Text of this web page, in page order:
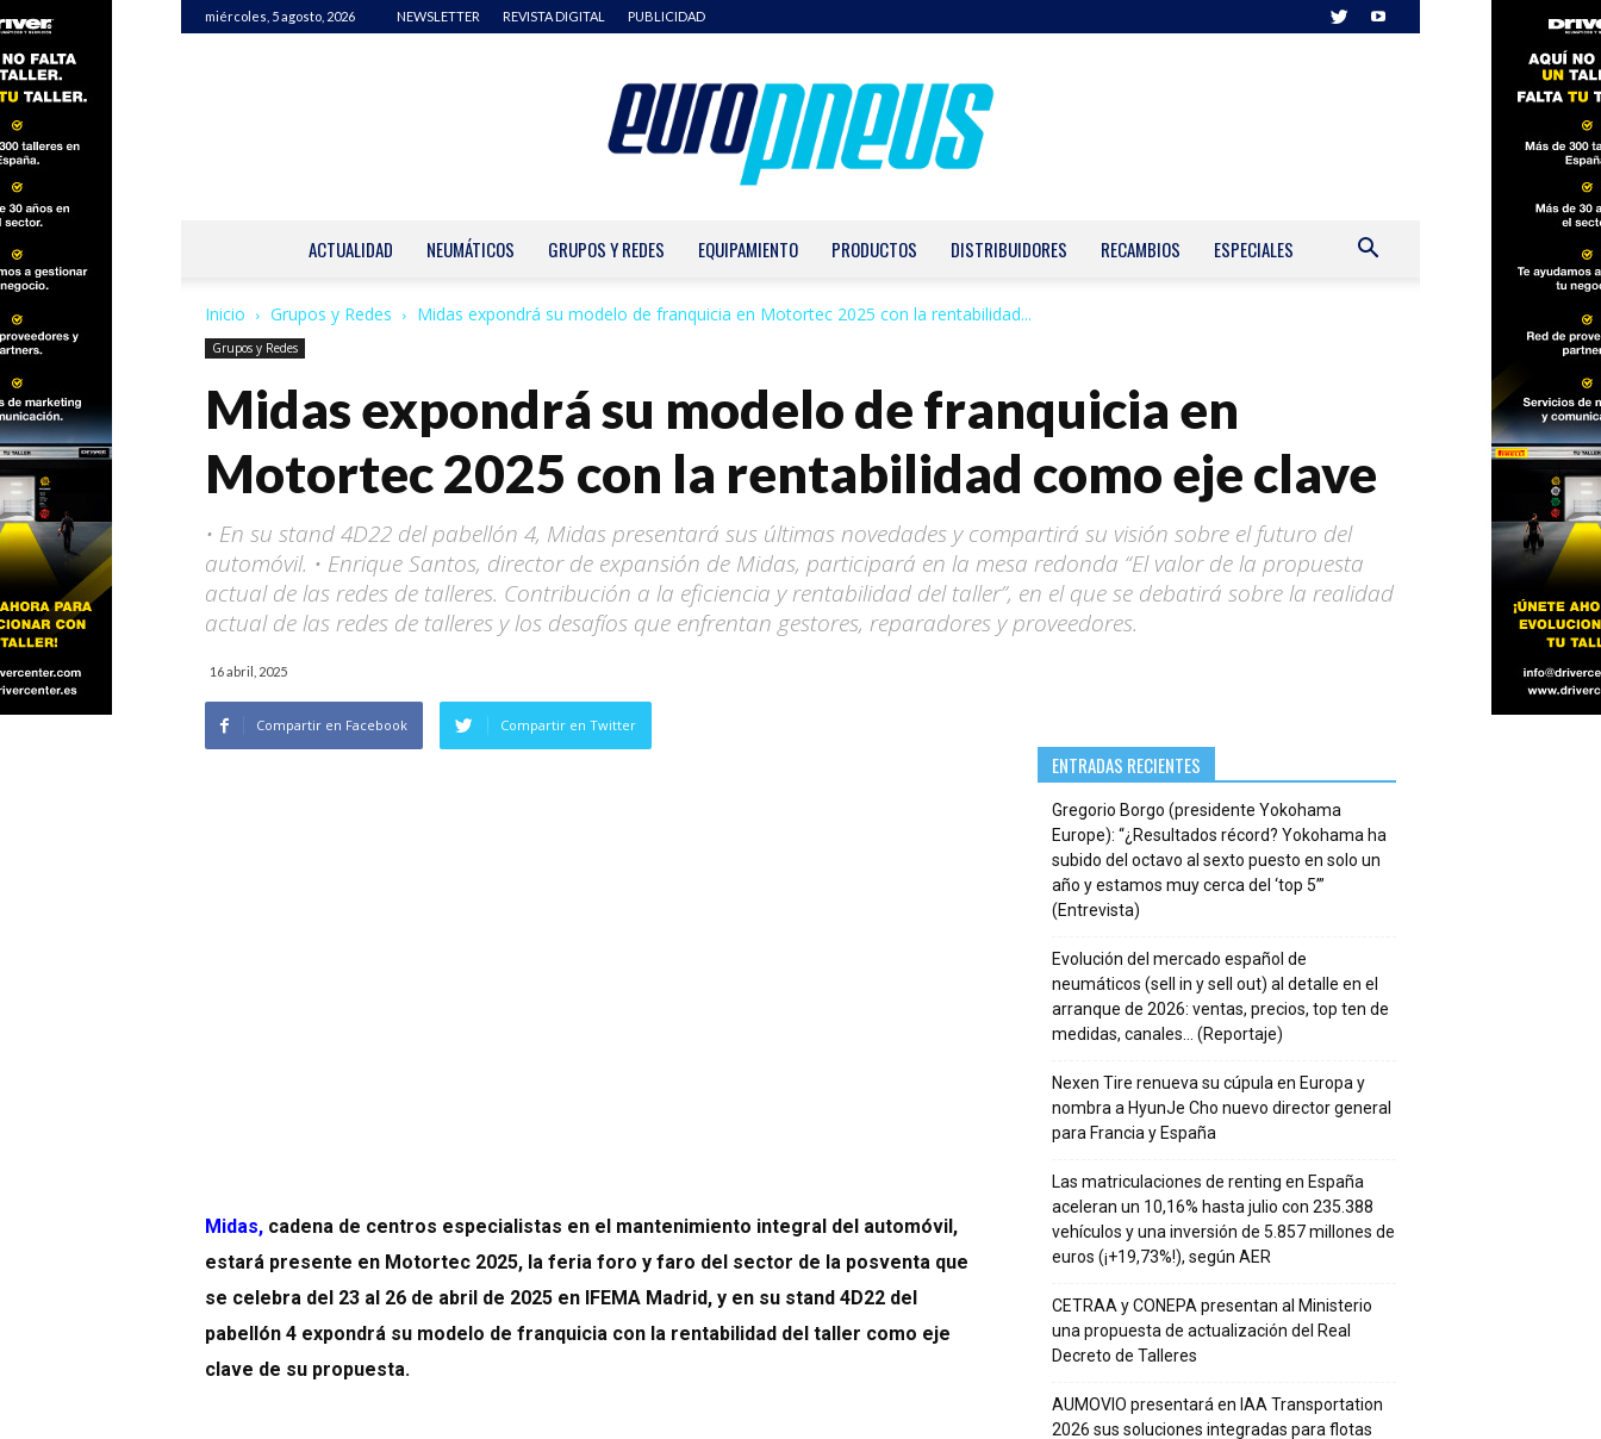
miércoles, 5 agosto, 2026 NEWSLETTER REVISTA DIGITAL PUBLICIDAD
ACTUALIDAD NEUMÁTICOS GRUPOS Y REDES EQUIPAMIENTO PRODUCTOS DISTRIBUIDORES RECAMBIOS ESPECIALES
Inicio Grupos y Redes Midas expondrá su modelo de franquicia en Motortec 2025 con la rentabilidad...
Grupos y Redes
Midas expondrá su modelo de franquicia en
Motortec 2025 con la rentabilidad como eje clave
• En su stand 4D22 del pabellón 4, Midas presentará sus últimas novedades y compartirá su visión sobre el futuro del
automóvil. • Enrique Santos, director de expansión de Midas, participará en la mesa redonda “El valor de la propuesta
actual de las redes de talleres. Contribución a la eficiencia y rentabilidad del taller”, en el que se debatirá sobre la realidad
actual de las redes de talleres y los desafíos que enfrentan gestores, reparadores y proveedores.
16 abril, 2025
Compartir en Facebook Compartir en Twitter
Midas, cadena de centros especialistas en el mantenimiento integral del automóvil,
estará presente en Motortec 2025, la feria foro y faro del sector de la posventa que
se celebra del 23 al 26 de abril de 2025 en IFEMA Madrid, y en su stand 4D22 del
pabellón 4 expondrá su modelo de franquicia con la rentabilidad del taller como eje
clave de su propuesta.
ENTRADAS RECIENTES
Gregorio Borgo (presidente Yokohama
Europe): “¿Resultados récord? Yokohama ha
subido del octavo al sexto puesto en solo un
año y estamos muy cerca del ‘top 5’”
(Entrevista)
Evolución del mercado español de
neumáticos (sell in y sell out) al detalle en el
arranque de 2026: ventas, precios, top ten de
medidas, canales… (Reportaje)
Nexen Tire renueva su cúpula en Europa y
nombra a HyunJe Cho nuevo director general
para Francia y España
Las matriculaciones de renting en España
aceleran un 10,16% hasta julio con 235.388
vehículos y una inversión de 5.857 millones de
euros (¡+19,73%!), según AER
CETRAA y CONEPA presentan al Ministerio
una propuesta de actualización del Real
Decreto de Talleres
AUMOVIO presentará en IAA Transportation
2026 sus soluciones integradas para flotas